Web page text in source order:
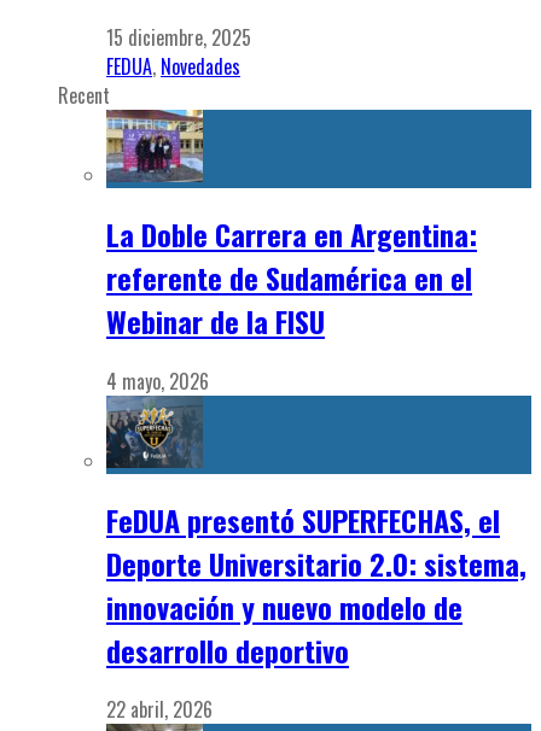
15 diciembre, 2025
FEDUA, Novedades
Recent
La Doble Carrera en Argentina:
referente de Sudamérica en el
Webinar de la FISU
4 mayo, 2026
FeDUA presentó SUPERFECHAS, el
Deporte Universitario 2.0: sistema,
innovación y nuevo modelo de
desarrollo deportivo
22 abril, 2026